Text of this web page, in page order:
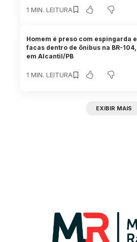
1 MIN. LEITURA
Homem é preso com espingarda e
facas dentro de ônibus na BR-104,
em Alcantil/PB
1 MIN. LEITURA
EXIBIR MAIS